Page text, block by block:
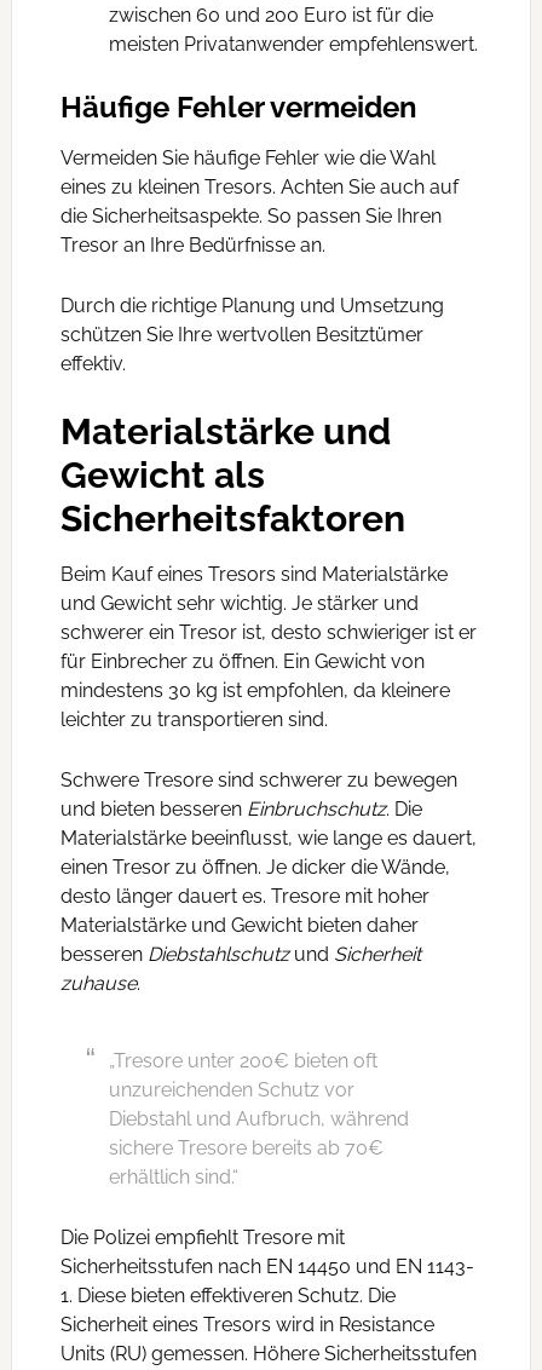
zwischen 60 und 200 Euro ist für die
meisten Privatanwender empfehlenswert.
Häufige Fehler vermeiden
Vermeiden Sie häufige Fehler wie die Wahl
eines zu kleinen Tresors. Achten Sie auch auf
die Sicherheitsaspekte. So passen Sie Ihren
Tresor an Ihre Bedürfnisse an.
Durch die richtige Planung und Umsetzung
schützen Sie Ihre wertvollen Besitztümer
effektiv.
Materialstärke und
Gewicht als
Sicherheitsfaktoren
Beim Kauf eines Tresors sind Materialstärke
und Gewicht sehr wichtig. Je stärker und
schwerer ein Tresor ist, desto schwieriger ist er
für Einbrecher zu öffnen. Ein Gewicht von
mindestens 30 kg ist empfohlen, da kleinere
leichter zu transportieren sind.
Schwere Tresore sind schwerer zu bewegen
und bieten besseren Einbruchschutz. Die
Materialstärke beeinflusst, wie lange es dauert,
einen Tresor zu öffnen. Je dicker die Wände,
desto länger dauert es. Tresore mit hoher
Materialstärke und Gewicht bieten daher
besseren Diebstahlschutzund Sicherheit
zuhause.
„Tresore unter 200€ bieten oft
unzureichenden Schutz vor
Diebstahl und Aufbruch, während
sichere Tresore bereits ab 70€
erhältlich sind.“
Die Polizei empfiehlt Tresore mit
Sicherheitsstufen nach EN 14450 und EN 1143-
1. Diese bieten effektiveren Schutz. Die
Sicherheit eines Tresors wird in Resistance
Units (RU) gemessen. Höhere Sicherheitsstufen